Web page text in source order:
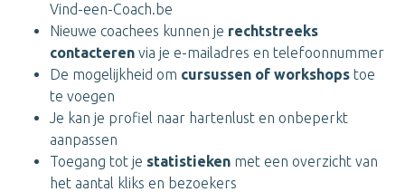
Vind-een-Coach.be
Nieuwe coachees kunnen je rechtstreeks
contacteren via je e-mailadres en telefoonnummer
De mogelijkheid om cursussen of workshops toe
te voegen
Je kan je profiel naar hartenlust en onbeperkt
aanpassen
Toegang tot je statistieken met een overzicht van
het aantal kliks en bezoekers